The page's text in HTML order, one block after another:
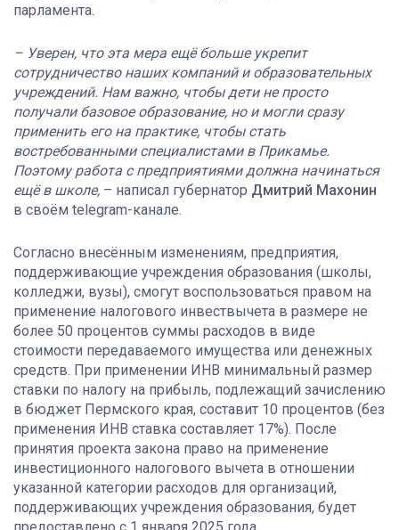
парламента.
– Уверен, что эта мера ещё больше укрепит
сотрудничество наших компаний и образовательных
учреждений. Нам важно, чтобы дети не просто
получали базовое образование, но и могли сразу
применить его на практике, чтобы стать
востребованными специалистами в Прикамье.
Поэтому работа с предприятиями должна начинаться
ещё в школе, – написал губернатор Дмитрий Махонин
в своём telegram-канале.
Согласно внесённым изменениям, предприятия,
поддерживающие учреждения образования (школы,
колледжи, вузы), смогут воспользоваться правом на
применение налогового инвествычета в размере не
более 50 процентов суммы расходов в виде
стоимости передаваемого имущества или денежных
средств. При применении ИНВ минимальный размер
ставки по налогу на прибыль, подлежащий зачислению
в бюджет Пермского края, составит 10 процентов (без
применения ИНВ ставка составляет 17%). После
принятия проекта закона право на применение
инвестиционного налогового вычета в отношении
указанной категории расходов для организаций,
поддерживающих учреждения образования, будет
предоставлено с 1 января 2025 года.